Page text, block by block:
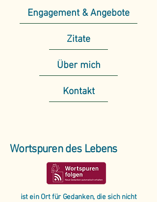
Engagement & Angebote
Zitate
Über mich
Kontakt
Wortspuren des Lebens
ist ein Ort für Gedanken, die sich nicht